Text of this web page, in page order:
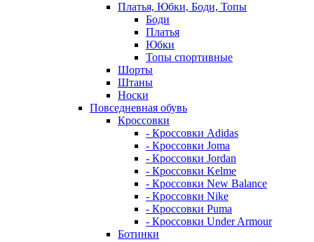
Платья, Юбки, Боди, Топы
Боди
Платья
Юбки
Топы спортивные
Шорты
Штаны
Носки
Повседневная обувь
Кроссовки
- Кроссовки Adidas
- Кроссовки Joma
- Кроссовки Jordan
- Кроссовки Kelme
- Кроссовки New Balance
- Кроссовки Nike
- Кроссовки Puma
- Кроссовки Under Armour
Ботинки